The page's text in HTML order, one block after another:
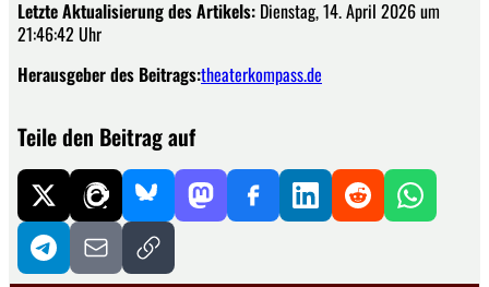
Letzte Aktualisierung des Artikels: Dienstag, 14. April 2026 um
21:46:42 Uhr
Herausgeber des Beitrags:theaterkompass.de
Teile den Beitrag auf